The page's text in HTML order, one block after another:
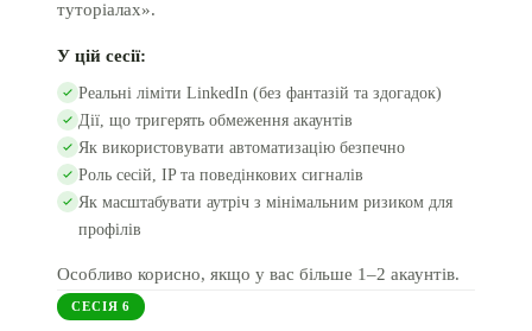
туторіалах».
У цій сесії:
Реальні ліміти LinkedIn (без фантазій та здогадок)
Дії, що тригерять обмеження акаунтів
Як використовувати автоматизацію безпечно
Роль сесій, IP та поведінкових сигналів
Як масштабувати аутріч з мінімальним ризиком для
профілів
Особливо корисно, якщо у вас більше 1–2 акаунтів.
СЕСІЯ 6